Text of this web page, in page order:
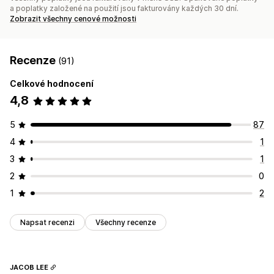
a poplatky založené na použití jsou fakturovány každých 30 dní.
Zobrazit všechny cenové možnosti
Recenze (91)
Celkové hodnocení
4,8
5
87
4
1
3
1
2
0
1
2
Napsat recenzi Všechny recenze
JACOB LEE